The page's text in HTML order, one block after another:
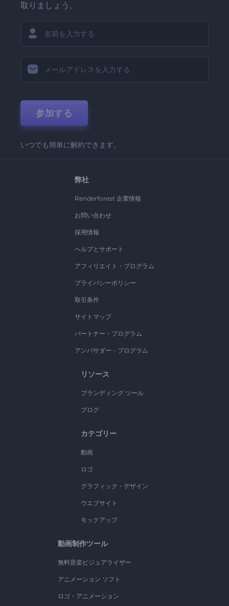
取りましょう。
参加する
いつでも簡単に解約できます。
弊社
Renderforest 企業情報
お問い合わせ
採用情報
ヘルプとサポート
アフィリエイト・プログラム
プライバシーポリシー
取引条件
サイトマップ
パートナー・プログラム
アンバサダー・プログラム
リソース
ブランディング ツール
ブログ
カテゴリー
動画
ロゴ
グラフィック・デザイン
ウエブサイト
モックアップ
動画制作ツール
無料音楽ビジュアライザー
アニメーション ソフト
ロゴ・アニメーション